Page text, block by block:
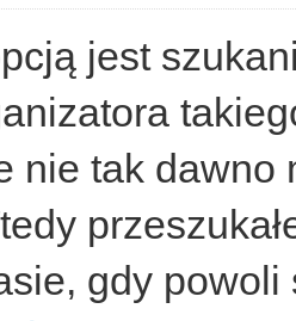
jest
nie tak dawno
gdy powoli